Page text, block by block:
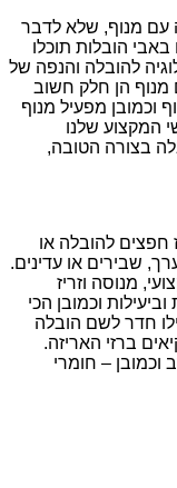
עם מנוף, שלא לדבר
באבי הובלות תוכלו
להובלה והנפה של
מנוף הן חלק חשוב
וכמובן מפעיל מנוף
המקצוע שלנו
בצורה הטובה,
חפצים להובלה או
שבירים או עדינים.
מנוסה וזריז
וכמובן הכי
חדר לשם הובלה
ברזי האריזה.
וכמובן – חומרי